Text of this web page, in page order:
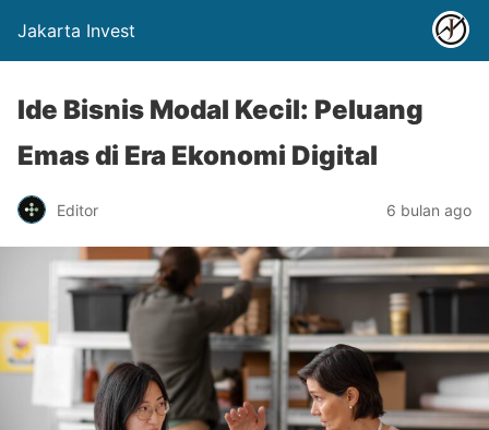
Jakarta Invest
Ide Bisnis Modal Kecil: Peluang
Emas di Era Ekonomi Digital
Editor 6 bulan ago